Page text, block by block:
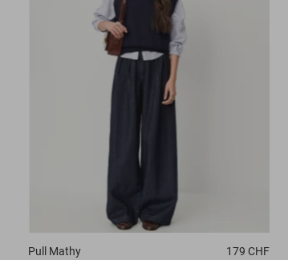
Pull Mathy 179 CHF